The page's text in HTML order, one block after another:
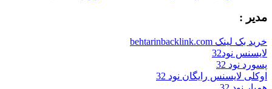
مدیر :
خرید بک لینک behtarinbacklink.com
لایسنس نود32
پسورد نود 32
اوکلی لایسنس رایگان نود 32